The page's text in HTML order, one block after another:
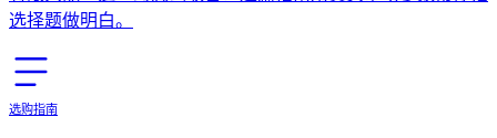
选择题做明白。
选购指南